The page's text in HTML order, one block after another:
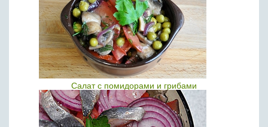
Салат с помидорами и грибами